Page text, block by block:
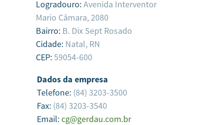
Logradouro:Avenida Interventor
Mario Câmara, 2080
Bairro: B. Dix Sept Rosado
Cidade: Natal, RN
CEP:59054-600
Dados da empresa
Telefone: (84) 3203-3500
Fax: (84) 3203-3540
Email:cg@gerdau.com.br